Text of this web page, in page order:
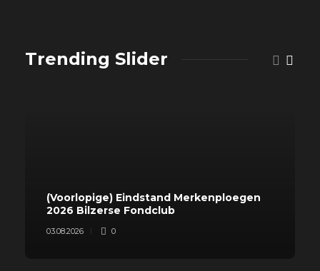
Trending Slider
(Voorlopige) Eindstand Merkenploegen
2026 Bilzerse Fondclub
03.08.2026 0